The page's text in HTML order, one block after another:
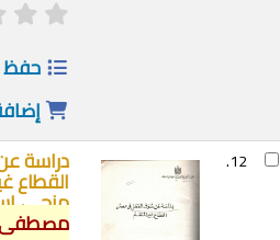
حفظ
12. دراسة
القطاع
منجي،
مصطفى